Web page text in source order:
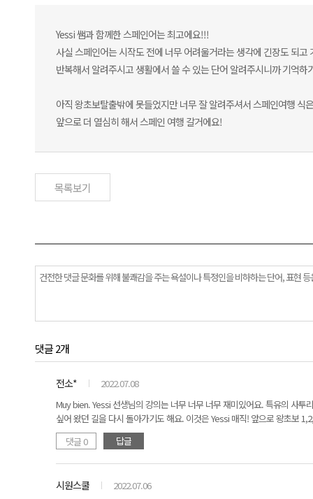
Yessi 쌤과 함께한 스페인어는 최고에요!!!
사실 스페인어는 시작도 전에 너무 어려울거라는 생각에 긴장도 되
반복해서 알려주시고 생활에서 쓸 수 있는 단어 알려주시니까 기억하
아직 왕초보탈출밖에 못들었지만 너무 잘 알려주셔서 스페인여행 식
앞으로 더 열심히 해서 스페인 여행 갈거에요!
목록보기
댓글 2개
전소*
2022.07.08
Muy bien. Yessi 선생님의 강의는 너무 너무 너무 재미있어요. 특유의 사
싶어 왔던 길을 다시 돌아가기도 해요. 이것은 Yessi 매직! 앞으로 왕초보
댓글 0
답글
시원스쿨
2022.07.06